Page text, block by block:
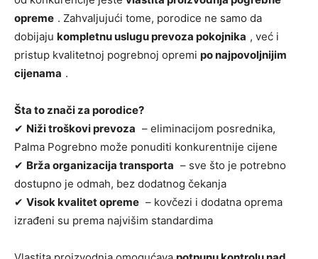
opreme . Zahvaljujući tome, porodice ne samo da
dobijaju kompletnu uslugu prevoza pokojnika , već i
pristup kvalitetnoj pogrebnoj opremi po najpovoljnijim
cijenama .
Šta to znači za porodice?
✔ Niži troškovi prevoza – eliminacijom posrednika,
Palma Pogrebno može ponuditi konkurentnije cijene
✔ Brža organizacija transporta – sve što je potrebno
dostupno je odmah, bez dodatnog čekanja
✔ Visok kvalitet opreme – kovčezi i dodatna oprema
izrađeni su prema najvišim standardima